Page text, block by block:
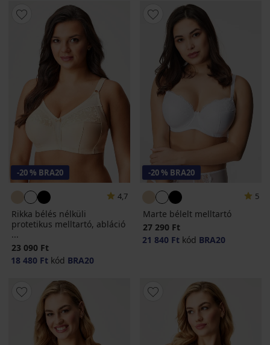
-20 % BRA20
4,7
Rikka bélés nélküli
protetikus melltartó, abláció
...
23 090 Ft
18 480 Ft kód BRA20
-20 % BRA20
5
Marte bélelt melltartó
27 290 Ft
21 840 Ft kód BRA20